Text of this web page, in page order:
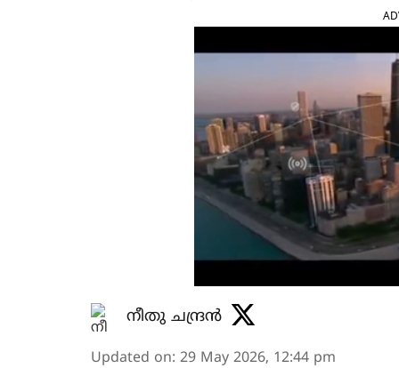
നീതു ചന്ദ്രൻ
Updated on: 29 May 2026, 12:44 pm